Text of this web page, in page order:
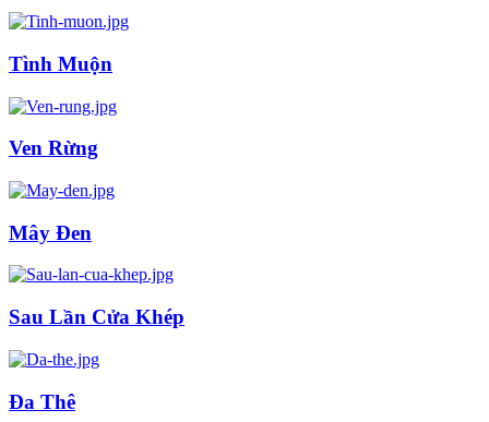
Tình Muộn
Ven Rừng
Mây Đen
Sau Lần Cửa Khép
Đa Thê